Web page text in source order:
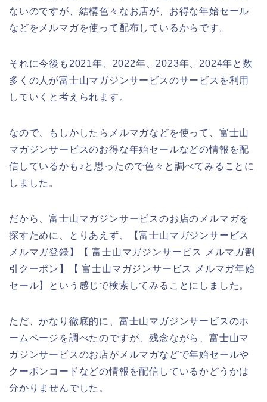
ないのですが、結構色々なお店が、お得な年始セール
などをメルマガを使って配布しているからです。
それに今後も2021年、2022年、2023年、2024年と数
多くの人が富士山マガジンサービスのサービスを利用
していくと考えられます。
なので、もしかしたらメルマガなどを使って、富士山
マガジンサービスのお得な年始セールなどの情報を配
信しているかも♪と思ったので色々と調べてみることに
しました。
だから、富士山マガジンサービスのお店のメルマガを
探すために、とりあえず、【富士山マガジンサービス
メルマガ登録】【 富士山マガジンサービス メルマガ割
引クーポン】【 富士山マガジンサービス メルマガ年始
セール】という感じで検索してみることにしました。
ただ、かなり徹底的に、富士山マガジンサービスのホ
ームページを調べたのですが、残念ながら、富士山マ
ガジンサービスのお店がメルマガなどで年始セールや
クーポンコードなどの情報を配信しているかどうかは
分かりませんでした。